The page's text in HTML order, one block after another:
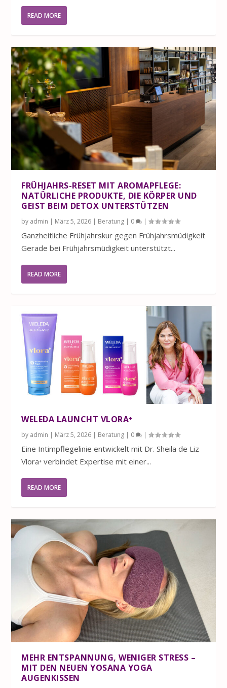
READ MORE
FRÜHJAHRS-RESET MIT AROMAPFLEGE:
NATÜRLICHE PRODUKTE, DIE KÖRPER UND
GEIST BEIM DETOX UNTERSTÜTZEN
by admin | März 5, 2026 | Beratung | 0 |
Ganzheitliche Frühjahrskur gegen Frühjahrsmüdigkeit
Gerade bei Frühjahrsmüdigkeit unterstützt...
READ MORE
WELEDA LAUNCHT VLORA⁺
by admin | März 5, 2026 | Beratung | 0 |
Eine Intimpflegelinie entwickelt mit Dr. Sheila de Liz
Vlora⁺ verbindet Expertise mit einer...
READ MORE
MEHR ENTSPANNUNG, WENIGER STRESS –
MIT DEN NEUEN YOSANA YOGA
AUGENKISSEN